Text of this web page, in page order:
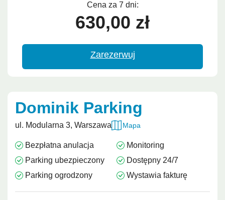
Cena za 7 dni:
630,00 zł
Zarezerwuj
Dominik Parking
ul. Modularna 3, Warszawa Mapa
Bezpłatna anulacja
Parking ubezpieczony
Parking ogrodzony
Monitoring
Dostępny 24/7
Wystawia fakturę